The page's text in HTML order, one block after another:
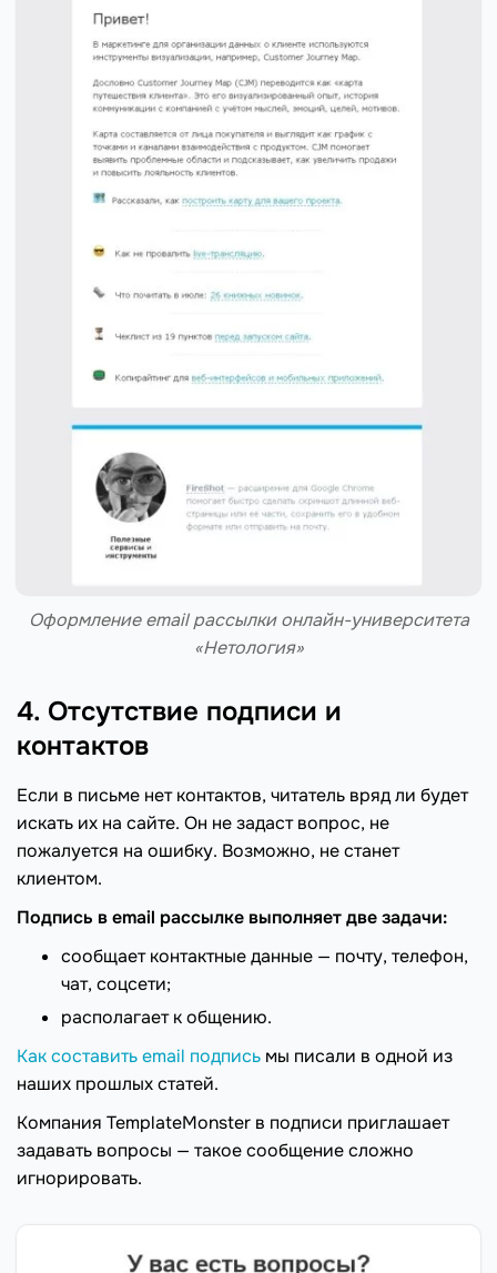
Оформление email рассылки онлайн-университета
«Нетология»
4. Отсутствие подписи и
контактов
Если в письме нет контактов, читатель вряд ли будет
искать их на сайте. Он не задаст вопрос, не
пожалуется на ошибку. Возможно, не станет
клиентом.
Подпись в email рассылке выполняет две задачи:
сообщает контактные данные — почту, телефон,
чат, соцсети;
располагает к общению.
Как составить email подпись мы писали в одной из
наших прошлых статей.
Компания TemplateMonster в подписи приглашает
задавать вопросы — такое сообщение сложно
игнорировать.